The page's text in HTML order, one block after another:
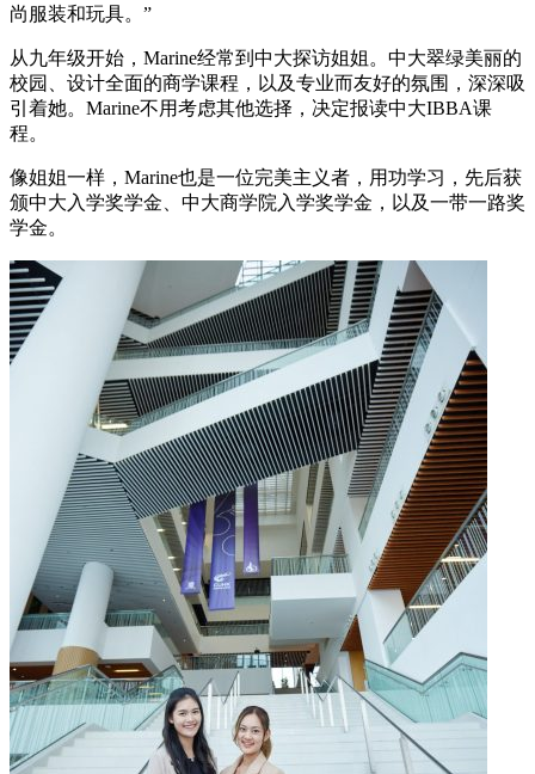
尚服装和玩具。”
从九年级开始，Marine经常到中大探访姐姐。中大翠绿美丽的
校园、设计全面的商学课程，以及专业而友好的氛围，深深吸
引着她。Marine不用考虑其他选择，决定报读中大IBBA课
程。
像姐姐一样，Marine也是一位完美主义者，用功学习，先后获
颁中大入学奖学金、中大商学院入学奖学金，以及一带一路奖
学金。